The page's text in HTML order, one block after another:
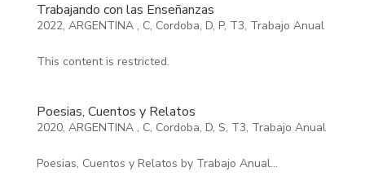
Trabajando con las Enseñanzas
2022, ARGENTINA , C, Cordoba, D, P, T3, Trabajo Anual
This content is restricted.
Poesias, Cuentos y Relatos
2020, ARGENTINA , C, Cordoba, D, S, T3, Trabajo Anual
Poesias, Cuentos y Relatos by Trabajo Anual...